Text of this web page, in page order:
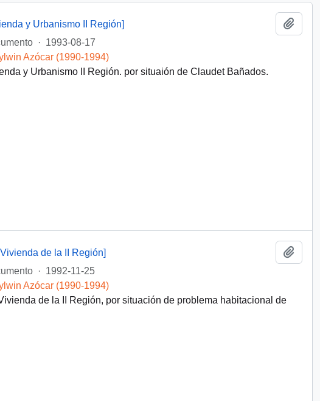
y Urbanismo II Región]
· 1993-08-17
Azócar (1990-1994)
y Urbanismo II Región. por situaión de Claudet Bañados.
de la II Región]
· 1992-11-25
Azócar (1990-1994)
de la II Región, por situación de problema habitacional de